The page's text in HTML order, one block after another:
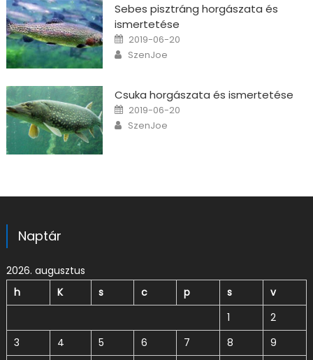
Sebes pisztráng horgászata és
ismertetése
Posted on
2019-06-20
Author
SzenJoe
Csuka horgászata és ismertetése
Posted on
2019-06-20
Author
SzenJoe
Naptár
2026. augusztus
h
K s c p s
v
1
2
3
4 5 6 7 8
9